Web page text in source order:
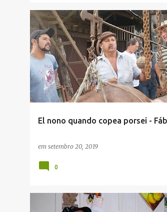
El nono quando copea porsei -
em setembro 20, 2019
ENVIADAS POR LEITORES FÁBIO DALLÓ
0
HISTÓRIAS E CONTOS